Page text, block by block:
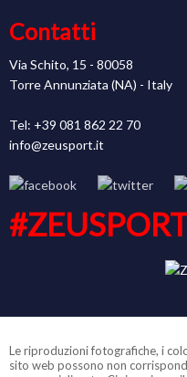
Contatti
Via Schito, 15 - 80058
Torre Annunziata (NA) - Italy
Tel: +39 081 862 22 70
info@zeusport.it
Le riproduzioni fotografiche, i
sito web possono non